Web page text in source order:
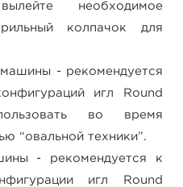
необходимое
колпачок для
- рекомендуется
игл Round
во время
“овальной техники”.
- рекомендуется к
игл Round